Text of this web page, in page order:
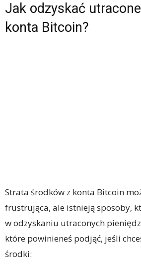
Jak odzyskać
konta Bitcoin?
Strata środków z konta Bitcoin
frustrująca, ale istnieją sposoby,
w odzyskaniu utraconych
które powinieneś podjąć, jeśli
środki: